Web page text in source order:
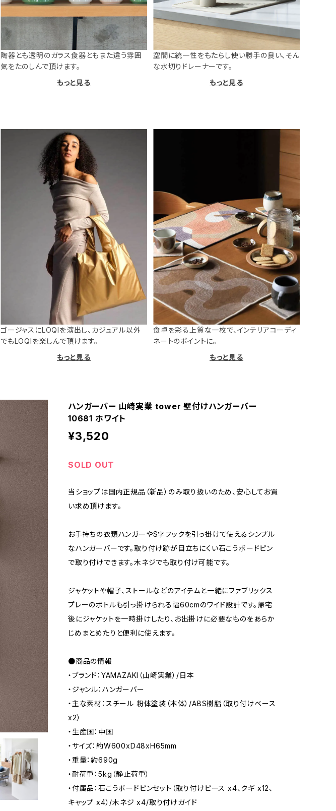
陶器とも透明のガラス食器ともまた違う雰囲
気をたのしんで頂けます。
もっと見る
空間に統一性をもたらし使い勝手の良い、そん
な水切りドレーナーです。
もっと見る
ゴージャスにLOQIを演出し、カジュアル以外
でもLOQIを楽しんで頂けます。
もっと見る
食卓を彩る上質な一枚で、インテリアコーディ
ネートのポイントに。
もっと見る
ハンガーバー 山崎実業 tower 壁付けハンガーバー
10681 ホワイト
¥3,520
SOLD OUT
当ショップは国内正規品（新品）のみ取り扱いのため、安心してお買
い求め頂けます。
お手持ちの衣類ハンガーやS字フックを引っ掛けて使えるシンプル
なハンガーバーです。取り付け跡が目立ちにくい石こうボードピン
で取り付けできます。木ネジでも取り付け可能です。
ジャケットや帽子、ストールなどのアイテムと一緒にファブリックス
プレーのボトルも引っ掛けられる幅60cmのワイド設計です。帰宅
後にジャケットを一時掛けしたり、お出掛けに必要なものをあらか
じめまとめたりと便利に使えます。
●商品の情報
・ブランド：YAMAZAKI（山崎実業）/日本
・ジャンル：ハンガーバー
・主な素材：スチール 粉体塗装（本体）/ABS樹脂（取り付けベース
x2）
・生産国：中国
・サイズ：約W600xD48xH65mm
・重量：約690g
・耐荷重：5kg（静止荷重）
・付属品：石こうボードピンセット（取り付けピース x4、クギ x12、
キャップ x4）/木ネジ x4/取り付けガイド